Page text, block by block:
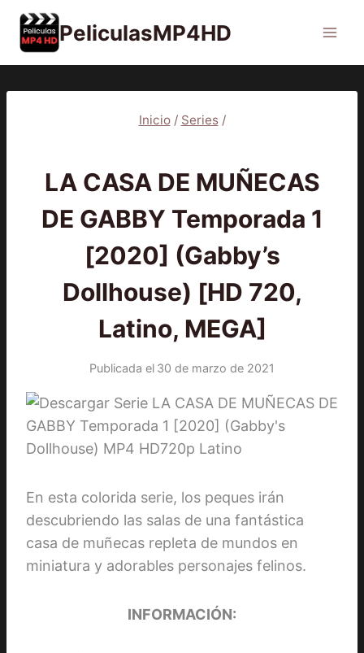
Saltar
contenido
PeliculasMP4HD
Inicio / Series /
LA CASA DE MUÑECAS
DE GABBY Temporada 1
[2020] (Gabby’s
Dollhouse) [HD 720,
Latino, MEGA]
Publicada el 30 de marzo de 2021
En esta colorida serie, los peques irán
descubriendo las salas de una fantástica
casa de muñecas repleta de mundos en
miniatura y adorables personajes felinos.
INFORMACIÓN: